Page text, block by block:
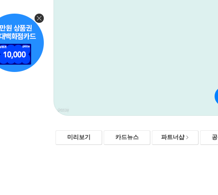
미리보기 카드뉴스 파트너샵